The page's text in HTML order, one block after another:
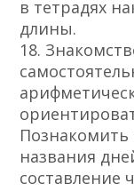
в тетрадях
длины.
18.
Познакомить
названия
составление